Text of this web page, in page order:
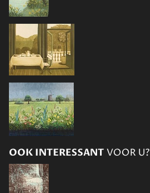
OOK INTERESSANTVOOR U?